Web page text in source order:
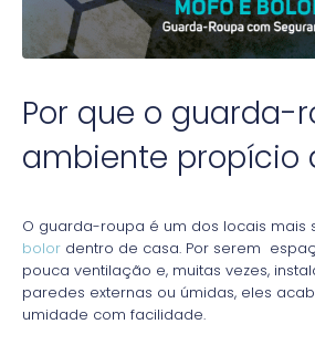
Por que o guarda-
ambiente propício
O guarda-roupa é um dos locais mais
bolor dentro de casa. Por serem
pouca ventilação e, muitas vezes,
paredes externas ou úmidas, eles
umidade com facilidade.